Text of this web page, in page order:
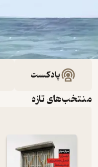
پادکست
منتخب‌های تازه